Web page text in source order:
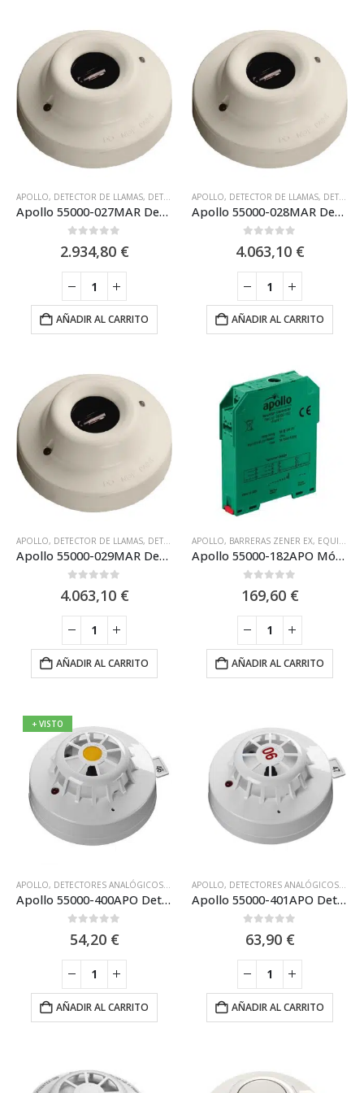
APOLLO, DETECTOR DE LLAMAS, DETECTOR DE LLAMAS UV (ULTRAVIOLETA) ,
Apollo 55000-027MAR Detector de llamas analógico marino (UV) XP95 montaje en base
2.934,80 €
AÑADIR AL CARRITO
APOLLO, DETECTOR DE LLAMAS, DETECTOR DE LLAMAS IR + UV (DUAL)
Apollo 55000-028MAR Detector de llamas analogico marino (UV/IR2) XP95: montaje en base
4.063,10 €
AÑADIR AL CARRITO
APOLLO, DETECTOR DE LLAMAS, DETECTOR DE LLAMAS IR (INFRARROJO) ,
Apollo 55000-029MAR Detector Apollo analógico de llama IR3 montado en base XP95
4.063,10 €
AÑADIR AL CARRITO
APOLLO, BARRERAS ZENER EX, EQUIPO DIRECCIONABLE XP95 APOLLO
Apollo 55000-182APO Módulo de salida Apollo para sirenas convencionales DIN XP95
169,60 €
AÑADIR AL CARRITO
+ VISTO
APOLLO, DETECTORES ANALÓGICOS EQUIPO DIRECCIONABLE XP95 APOLLO,
Apollo 55000-400APO Detector Térmico de Calor 55ºC (A2S) XP95
54,20 €
AÑADIR AL CARRITO
APOLLO, DETECTORES ANALÓGICOS
Apollo 55000-401APO Detector Termovelocimétrico XP95 90º
63,90 €
AÑADIR AL CARRITO